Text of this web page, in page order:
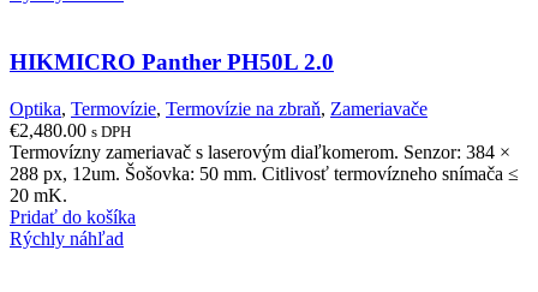
HIKMICRO Panther PH50L 2.0
Optika, Termovízie, Termovízie na zbraň, Zameriavače
€2,480.00 s DPH
Termovízny zameriavač s laserovým diaľkomerom. Senzor: 384 ×
288 px, 12um. Šošovka: 50 mm. Citlivosť termovízneho snímača ≤
20 mK.
Pridať do košíka
Rýchly náhľad